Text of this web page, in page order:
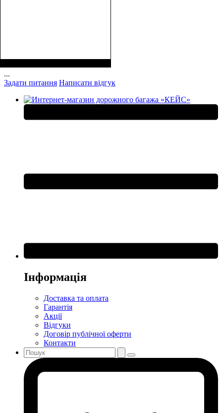
...
Задати питання Написати відгук
Інформація
Доставка та оплата
Гарантія
Акції
Відгуки
Договір публічної оферти
Контакти